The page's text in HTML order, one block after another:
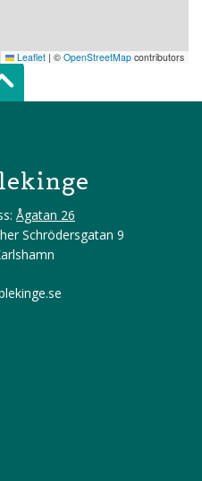
Leaflet | © OpenStreetMap contributors
Scroll top of
Ågatan 26
Schrödersgatan 9